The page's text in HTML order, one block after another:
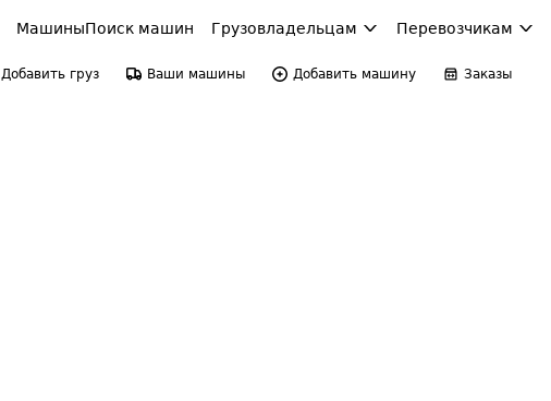
МашиныПоиск машин Грузовладельцам Перевозчикам
Добавить груз Ваши машины Добавить машину Заказы